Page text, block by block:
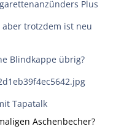
Plus
trotzdem ist neu
Blindkappe übrig?
Tapatalk
Aschenbecher?